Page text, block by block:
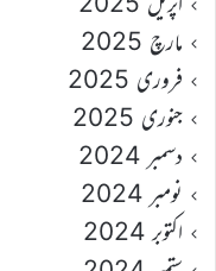
مارچ 2025
فروری 2025
جنوری 2025
دسمبر 2024
نومبر 2024
اکتوبر 2024